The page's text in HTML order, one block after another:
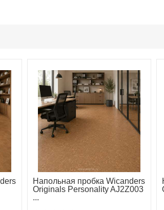
людей, страдающих аллергией, и
клеевой пробки — высокая
внешний вид и комфорт
Wicanders Cork Pure Originals:
покрытие;
длительный срок службы;
Напольная пробка Wicanders
Originals Personality AJ2Z003
...